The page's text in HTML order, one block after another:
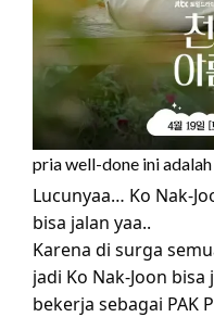
pria well-done ini
Lucunyaa… Ko Nak-
bisa jalan yaa..
Karena di surga
jadi Ko Nak-Joon
bekerja sebagai PAK